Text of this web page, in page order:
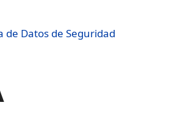
de Datos de Seguridad